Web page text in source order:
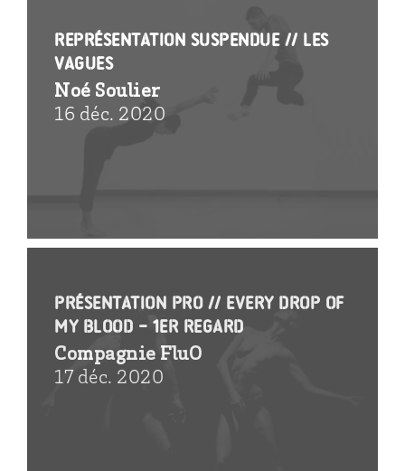
REPRÉSENTATION SUSPENDUE // Les
vagues
Noé Soulier
16 déc. 2020
PRÉSENTATION pro // Every drop of
my blood – 1er regard
Compagnie FluO
17 déc. 2020